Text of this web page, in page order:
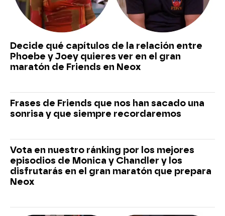
Decide qué capítulos de la relación entre
Phoebe y Joey quieres ver en el gran
maratón de Friends en Neox
Frases de Friends que nos han sacado una
sonrisa y que siempre recordaremos
Vota en nuestro ránking por los mejores
episodios de Monica y Chandler y los
disfrutarás en el gran maratón que prepara
Neox